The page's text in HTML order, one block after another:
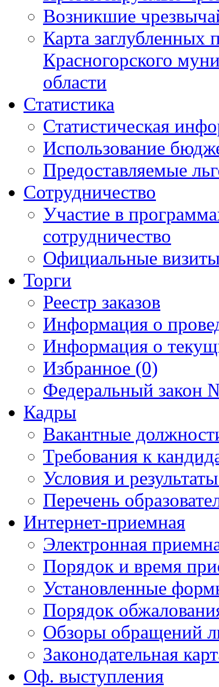
Возникшие
Карта
Красногорского
области
Статистика
Статистическая
Использование
Предоставляемые
Сотрудничество
Участие в
сотрудничество
Официальные
Торги
Реестр заказов
Информация о
Информация о
Избранное (0)
Федеральный закон
Кадры
Вакантные
Требования к
Условия и
Перечень
Интернет-приемная
Электронная
Порядок и время
Установленные
Порядок
Обзоры обращений
Законодательная
Оф. выступления